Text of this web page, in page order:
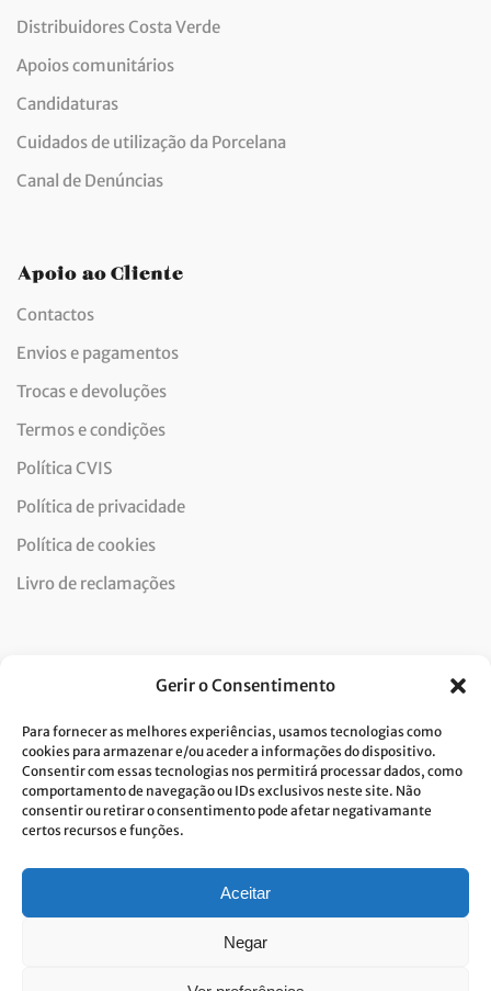
Gerir o Consentimento
Para fornecer as melhores experiências, usamos tecnologias como
cookies para armazenar e/ou aceder a informações do dispositivo.
Consentir com essas tecnologias nos permitirá processar dados, como
comportamento de navegação ou IDs exclusivos neste site. Não
consentir ou retirar o consentimento pode afetar negativamante
certos recursos e funções.
Aceitar
Negar
Distribuidores Costa Verde
Apoios comunitários
Candidaturas
Cuidados de utilização da Porcelana
Canal de Denúncias
Apoio ao Cliente
Contactos
Envios e pagamentos
Trocas e devoluções
Termos e condições
Política CVIS
Política de privacidade
Política de cookies
Livro de reclamações
Dou consentimento ao tratamento de dados e aceito a
política de privacidade.*
A Costa Verde está comprometida com a implementação do RGPD. Para
Cliqueaquie conheça a nossa Política de Privacidade.